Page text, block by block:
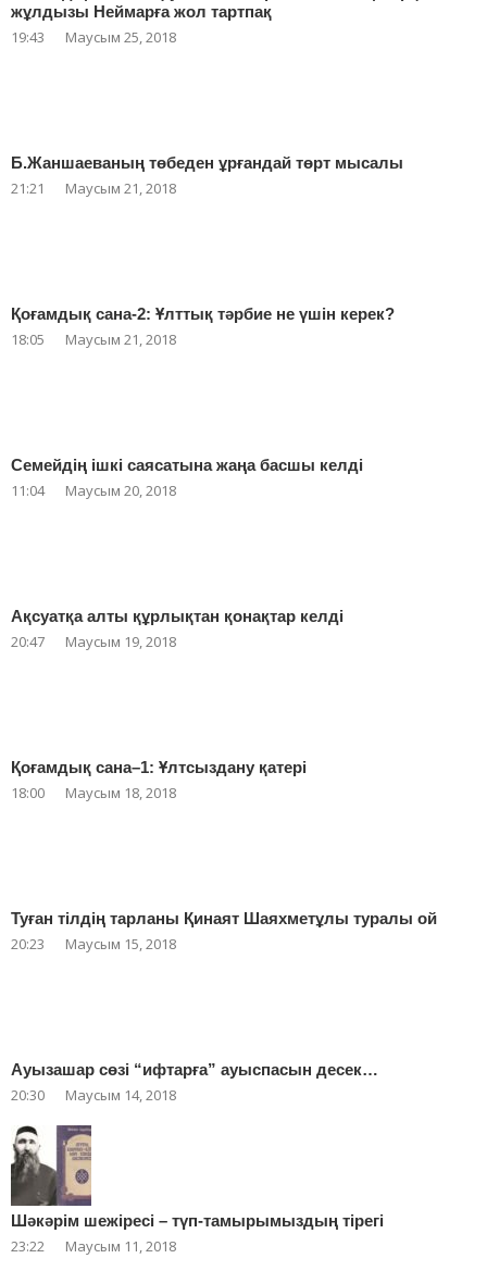
жұлдызы Неймарға жол тартпақ
19:43 Маусым 25, 2018
Б.Жаншаеваның төбеден ұрғандай төрт мысалы
21:21 Маусым 21, 2018
Қоғамдық сана-2: Ұлттық тәрбие не үшін керек?
18:05 Маусым 21, 2018
Семейдің ішкі саясатына жаңа басшы келді
11:04 Маусым 20, 2018
Ақсуатқа алты құрлықтан қонақтар келді
20:47 Маусым 19, 2018
Қоғамдық сана–1: Ұлтсыздану қатері
18:00 Маусым 18, 2018
Туған тілдің тарланы Қинаят Шаяхметұлы туралы ой
20:23 Маусым 15, 2018
Ауызашар сөзі “ифтарға” ауыспасын десек…
20:30 Маусым 14, 2018
Шәкәрім шежіресі – түп-тамырымыздың тірегі
23:22 Маусым 11, 2018